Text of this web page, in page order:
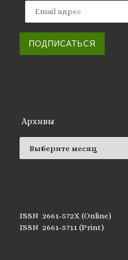
ПОДПИСАТЬСЯ
Архивы
ISSN 2661-572X (Online)
ISSN 2661-5711 (Print)